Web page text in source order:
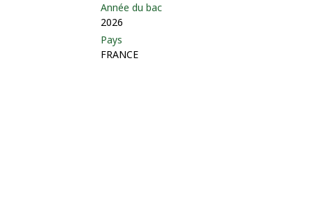
Année du bac
2026
Pays
FRANCE